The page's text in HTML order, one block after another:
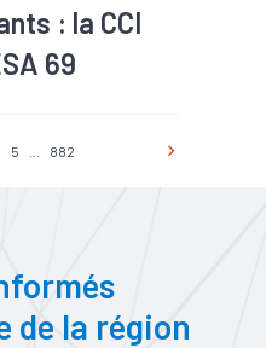
: la CCI
69
5 882
de la région